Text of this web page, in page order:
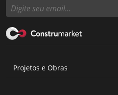
Projetos e Obras